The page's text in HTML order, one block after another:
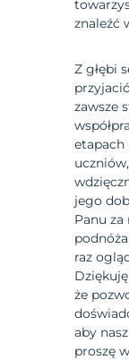
znaleźć
Z głębi
zawsze
etapach
jego
Panu
raz
że
aby
proszę